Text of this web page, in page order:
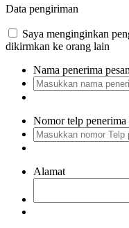
Data pengiriman
Saya menginginkan
dikirmkan ke orang lain
Nama penerima
Nomor telp penerima
Alamat